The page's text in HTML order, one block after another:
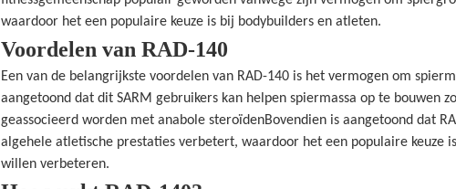
waardoor het een populaire keuze is bij bodybuilders en atleten.
Voordelen van RAD-140
Een van de belangrijkste voordelen van RAD-140 is het vermogen om
aangetoond dat dit SARM gebruikers kan helpen spiermassa op te bouwen
geassocieerd worden met anabole steroïdenBovendien is aangetoond dat
algehele atletische prestaties verbetert, waardoor het een populaire keuze
willen verbeteren.